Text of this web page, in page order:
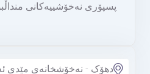
پسپۆری نەخۆشییەکانی
دهۆک - نەخۆشخانەی مێدی